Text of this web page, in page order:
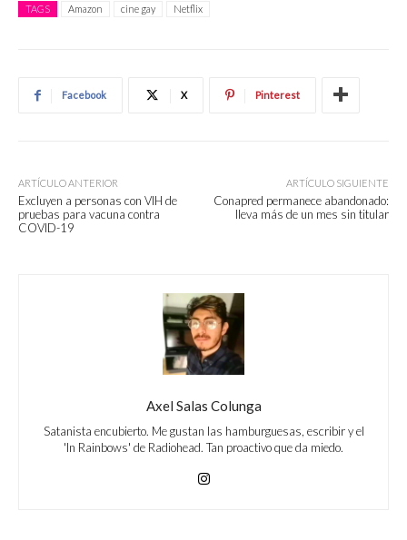
TAGS Amazon cine gay Netflix
Facebook X Pinterest
ARTÍCULO ANTERIOR
Excluyen a personas con VIH de
pruebas para vacuna contra
COVID-19
ARTÍCULO SIGUIENTE
Conapred permanece abandonado:
lleva más de un mes sin titular
Axel Salas Colunga
Satanista encubierto. Me gustan las hamburguesas, escribir y el
'In Rainbows' de Radiohead. Tan proactivo que da miedo.